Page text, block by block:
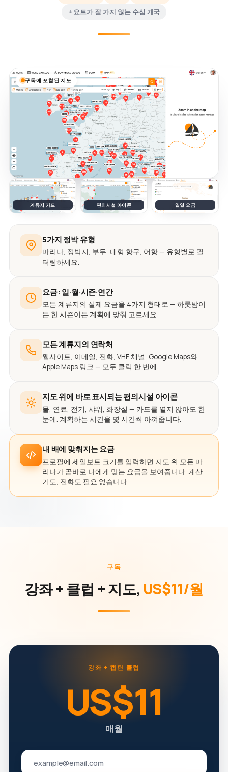
+ 요트가 잘 가지 않는 수십 개국
구독에 포함된 지도
계류지 카드 편의시설 아이콘 일일 요금
5가지 정박 유형
마리나, 정박지, 부두, 대형 항구, 어항 — 유형별로 필
터링하세요.
요금: 일·월·시즌·연간
모든 계류지의 실제 요금을 4가지 형태로 — 하룻밤이
든 한 시즌이든 계획에 맞춰 고르세요.
모든 계류지의 연락처
웹사이트, 이메일, 전화, VHF 채널, Google Maps와
Apple Maps 링크 — 모두 클릭 한 번에.
지도 위에 바로 표시되는 편의시설 아이콘
물, 연료, 전기, 샤워, 화장실 — 카드를 열지 않아도 한
눈에. 계획하는 시간을 몇 시간씩 아껴줍니다.
내 배에 맞춰지는 요금
프로필에 세일보트 크기를 입력하면 지도 위 모든 마
리나가 곧바로 나에게 맞는 요금을 보여줍니다. 계산
기도, 전화도 필요 없습니다.
구독
강좌 + 클럽 + 지도, US$11/월
강좌 + 캡틴 클럽
US$11
매월